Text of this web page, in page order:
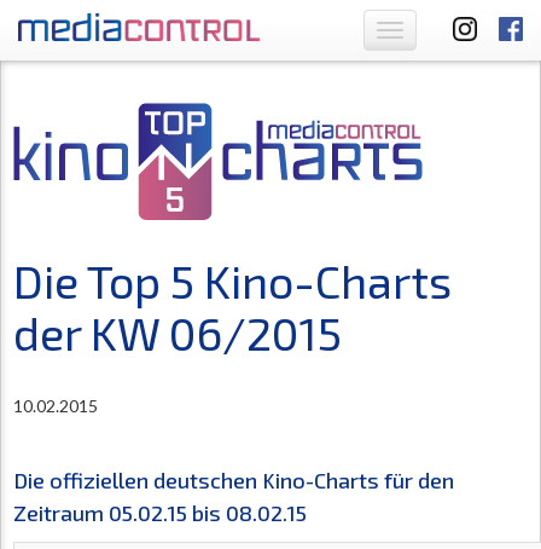
Toggle
navigation
Die Top 5 Kino-Charts
der KW 06/2015
10.02.2015
Die offiziellen deutschen Kino-Charts für den
Zeitraum 05.02.15 bis 08.02.15